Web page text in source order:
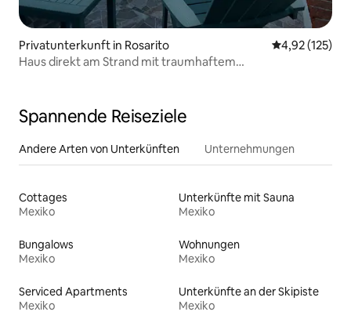
Privatunterkunft in Rosarito
4,92 (125)
Haus direkt am Strand mit traumhaftem
Spannende Reiseziele
Andere Arten von Unterkünften Unternehmungen
Cottages
Mexiko
Unterkünfte mit Sauna
Mexiko
Bungalows
Mexiko
Wohnungen
Mexiko
Serviced Apartments
Mexiko
Unterkünfte an der Skipiste
Mexiko